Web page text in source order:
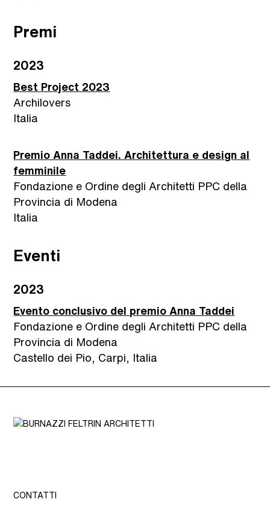
Premi
2023
Best Project 2023
Archilovers
Italia
Premio Anna Taddei. Architettura e design al
femminile
Fondazione e Ordine degli Architetti PPC della
Provincia di Modena
Italia
Eventi
2023
Evento conclusivo del premio Anna Taddei
Fondazione e Ordine degli Architetti PPC della
Provincia di Modena
Castello dei Pio, Carpi, Italia
CONTATTI